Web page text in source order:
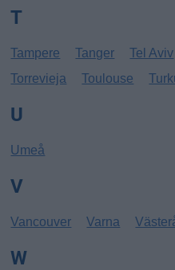
T
Tampere Tanger Tel Aviv
Torrevieja
Toulouse
U
Umeå
V
Vancouver Varna
W